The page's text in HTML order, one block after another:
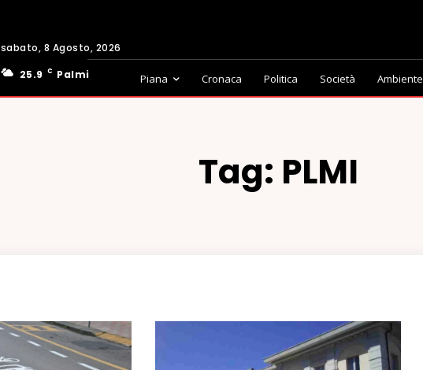
sabato, 8 Agosto, 2026
25.9
C Palmi Piana Cronaca Politica Società Ambiente
Tag: PLMI